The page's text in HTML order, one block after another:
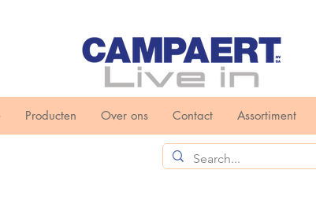
Producten Over ons Contact Assortiment